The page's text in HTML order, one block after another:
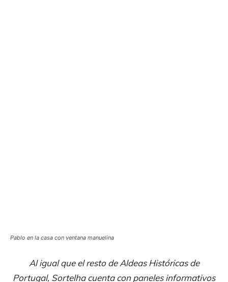
Pablo en la casa con ventana manuelina
Al igual que el resto de Aldeas Históricas de
Portugal, Sortelha cuenta con paneles informativos